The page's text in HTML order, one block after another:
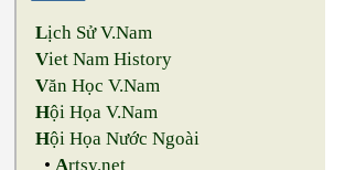
Lịch Sử V.Nam
Viet Nam History
Văn Học V.Nam
Hội Họa V.Nam
Hội Họa Nước Ngoài
•Artsy.net